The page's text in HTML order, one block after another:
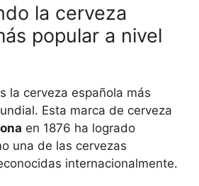
la cerveza
popular a nivel
la cerveza española más
Esta marca de cerveza
en 1876 ha logrado
una de las cervezas
internacionalmente.